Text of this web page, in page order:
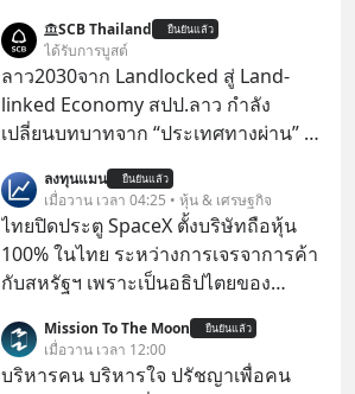
ทองขึ้น / ลงทุนแมนจะเล่าให้ฟัง x MTS
Gold Group กลุ่ม MTS Gold หรือห้าง
ทองแม่ทองสุก อยู่ในธุรกิจทองคำมา
นานกว่า 74 ปี ปัจจุบันนับเป็นกลุ่มธุรกิจ
รายได้รวม 3.5 ล้านล้านบาทในปี 2568
SCB Thailand ยืนยันแล้ว
ได้รับการบูสต์
ลาว2030จาก Landlocked สู่ Land-
linked Economy สปป.ลาว กำลัง
เปลี่ยนบทบาทจาก “ประเทศทางผ่าน” สู่
ของอนุภูมิภาคลุ่มแม่น้ำโขง
ลงทุนแมน ยืนยันแล้ว
เมื่อวาน เวลา 04:25 • หุ้น & เศรษฐกิจ
ไทยปิดประตู SpaceX ตั้งบริษัทถือหุ้น
100% ในไทย ระหว่างการเจรจาการค้า
กับสหรัฐฯ เพราะเป็นอธิปไตยของ
ประกาศจุดยืนชัดเจนว่า จะไม่อนุญาต
ให้บริษัทสหรัฐฯ ตั้งบริษัทโทรคมนาคม
Mission To The Moon ยืนยันแล้ว
เมื่อวาน เวลา 12:00
บริหารคน บริหารใจ ปรัชญาเพื่อคน